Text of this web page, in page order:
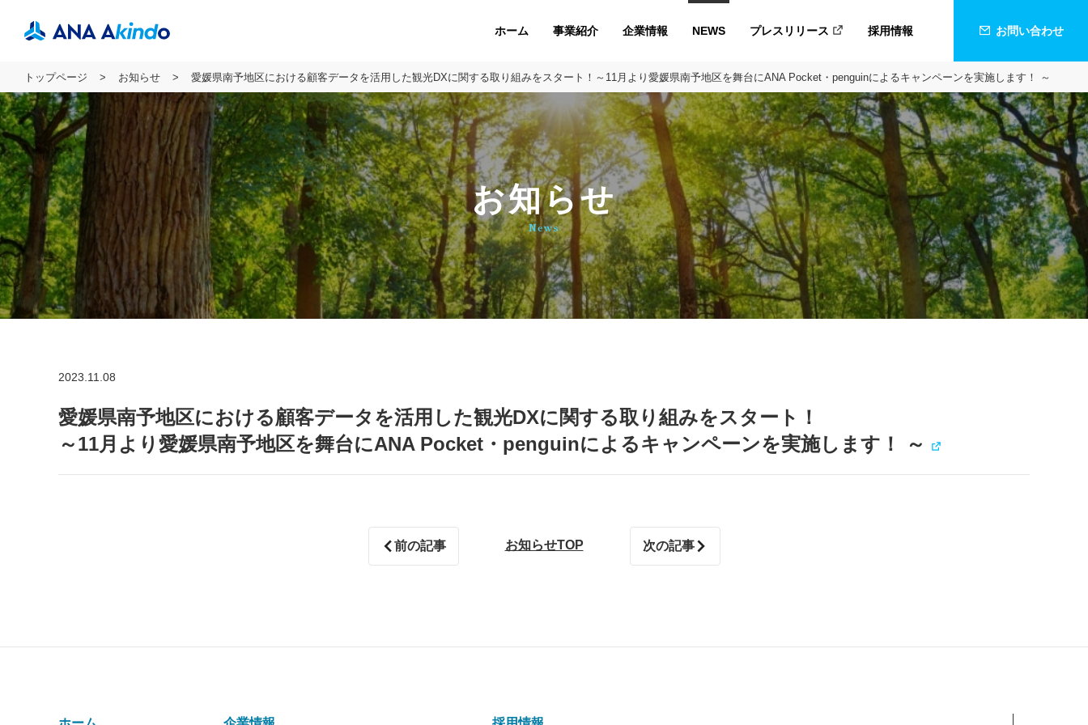
ホーム 事業紹介 企業情報 NEWS プレスリリース 採用情報 お問い合わせ
トップページ お知らせ 愛媛県南予地区における顧客データを活用した観光DXに関する取り組みをスタート！～11月より愛媛県南予地区を舞台にANA Pocket・penguinによるキャンペーンを実施します！ ～
お知らせ
News
2023.11.08
愛媛県南予地区における顧客データを活用した観光DXに関する取り組みをスタート！
～11月より愛媛県南予地区を舞台にANA Pocket・penguinによるキャンペーンを実施します！ ～
前の記事 お知らせTOP 次の記事